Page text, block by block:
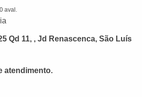
0 aval.
Qd 11, , Jd Renascenca, São Luís
atendimento.